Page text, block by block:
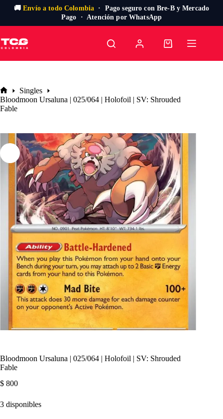
🚚Envío a todo Colombia · Pago seguro con Bre-B y Mercado
Pago · Atención por WhatsApp
al
contenido
Carro
Inicio
Singles
Bloodmoon Ursaluna | 025/064 | Holofoil | SV: Shrouded
Fable
Bloodmoon Ursaluna | 025/064 | Holofoil | SV: Shrouded
Fable
$ 800
3 disponibles